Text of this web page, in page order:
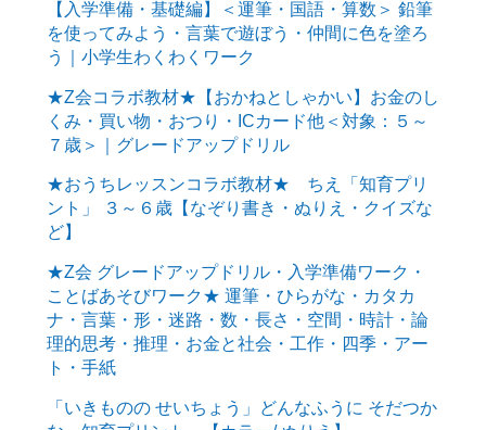
【入学準備・基礎編】＜運筆・国語・算数＞ 鉛筆
を使ってみよう・言葉で遊ぼう・仲間に色を塗ろ
う｜小学生わくわくワーク
★Z会コラボ教材★【おかねとしゃかい】お金のし
くみ・買い物・おつり・ICカード他＜対象：５～
７歳＞｜グレードアップドリル
★おうちレッスンコラボ教材★ ちえ「知育プリ
ント」 ３～６歳【なぞり書き・ぬりえ・クイズな
ど】
★Z会 グレードアップドリル・入学準備ワーク・
ことばあそびワーク★ 運筆・ひらがな・カタカ
ナ・言葉・形・迷路・数・長さ・空間・時計・論
理的思考・推理・お金と社会・工作・四季・アー
ト・手紙
「いきものの せいちょう」どんなふうに そだつか